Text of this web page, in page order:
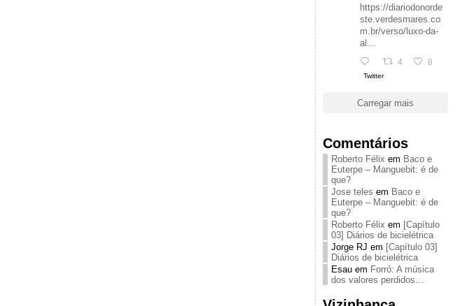
https://diariodonorde
ste.verdesmares.co
m.br/verso/luxo-da-
al...
4 8
Twitter
Carregar mais
Comentários
Roberto Félix em Baco e
Euterpe – Manguebit: é de
que?
Jose teles em Baco e
Euterpe – Manguebit: é de
que?
Roberto Félix em [Capítulo
03] Diários de bicielétrica
Jorge RJ em [Capítulo 03]
Diários de bicielétrica
Esauem Forró: A música
dos valores perdidos…